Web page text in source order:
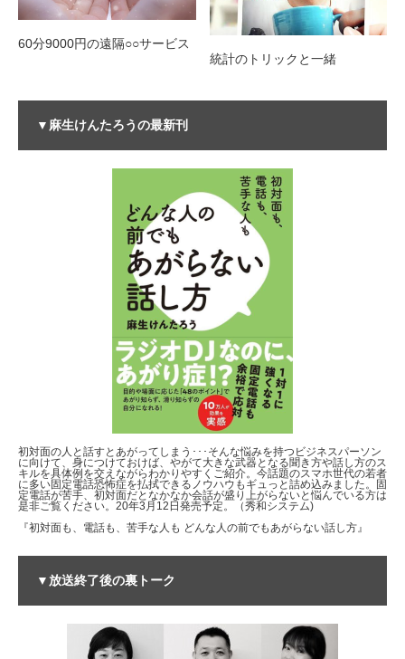
60分9000円の遠隔○○サービス
統計のトリックと一緒
▼麻生けんたろうの最新刊
初対面の人と話すとあがってしまう･･･そんな悩みを持つビジネスパーソン
に向けて、身につけておけば、やがて大きな武器となる聞き方や話し方のス
キルを具体例を交えながらわかりやすくご紹介。今話題のスマホ世代の若者
に多い固定電話恐怖症を払拭できるノウハウもギュっと詰め込みました。固
定電話が苦手、初対面だとなかなか会話が盛り上がらないと悩んでいる方は
是非ご覧ください。20年3月12日発売予定。（秀和システム)
『初対面も、電話も、苦手な人も どんな人の前でもあがらない話し方』
▼放送終了後の裏トーク